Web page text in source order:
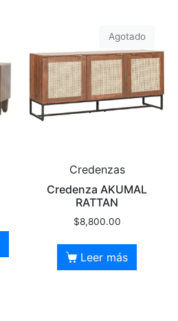
Agotado
Credenzas
Credenza AKUMAL
RATTAN
$8,800.00
Leer más